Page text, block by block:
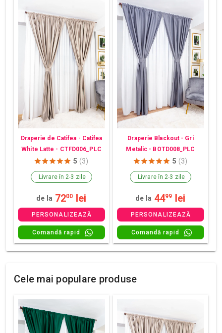
Draperie de Catifea - Catifea
White Latte - CTFD006_PLC
5 (3)
Livrare în 2-3 zile
de la 7200 lei
PERSONALIZEAZĂ
Comandă rapid
Draperie Blackout - Gri
Metalic - BOTD008_PLC
5 (3)
Livrare în 2-3 zile
de la 4499 lei
PERSONALIZEAZĂ
Comandă rapid
Cele mai populare produse